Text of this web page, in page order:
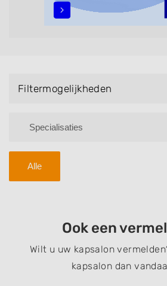
filteren met behulp van de
Filtermogelijkheden
Alle
Ook een
Wilt u uw kapsalon
kapsalon dan